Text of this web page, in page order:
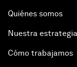
Quiénes somos
Nuestra estrategia
Cómo trabajamos